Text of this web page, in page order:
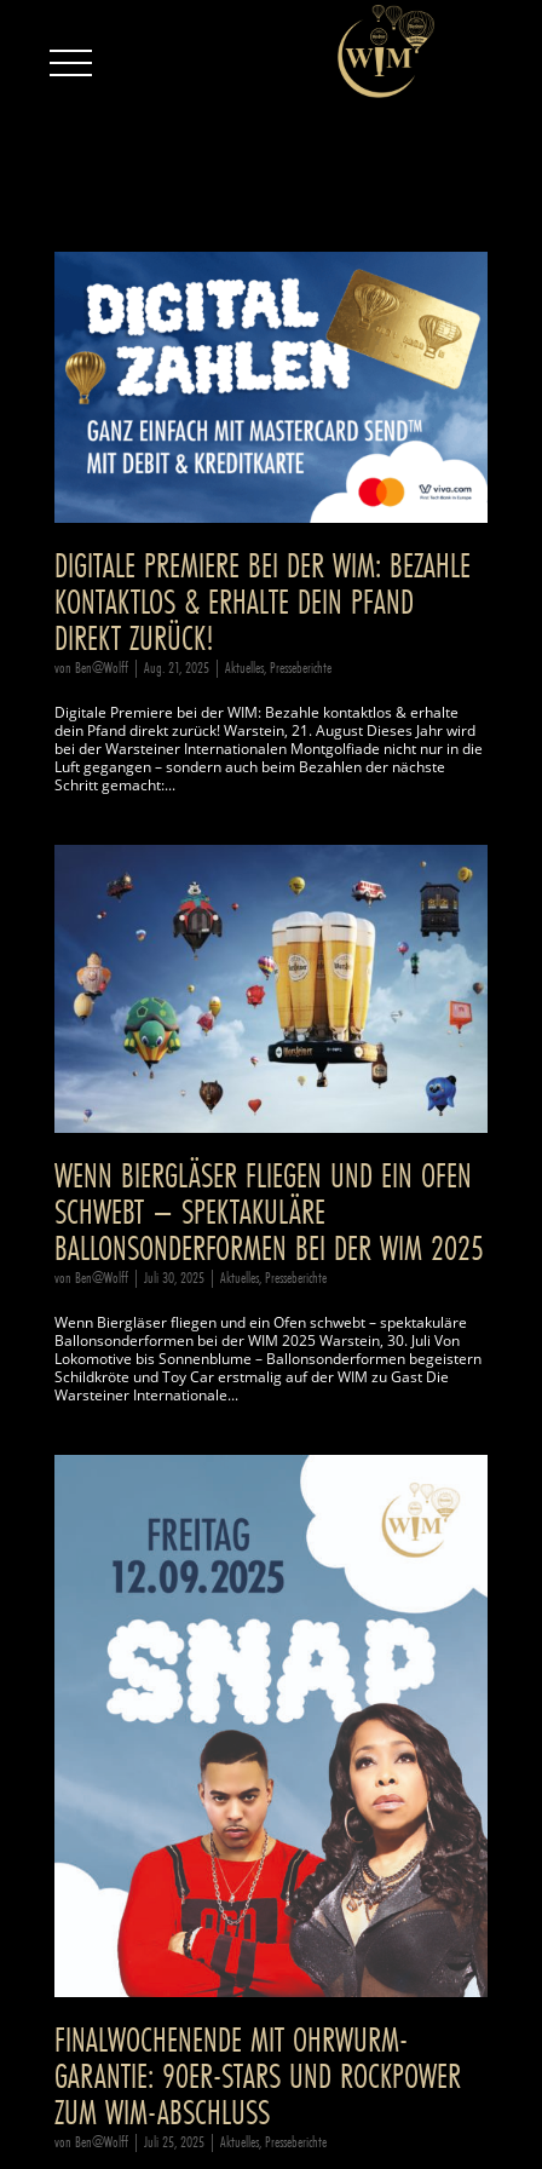
DIGITALE PREMIERE BEI DER WIM: BEZAHLE
KONTAKTLOS & ERHALTE DEIN PFAND
DIREKT ZURÜCK!
von Ben@Wolff| Aug. 21, 2025| Aktuelles,Presseberichte
Digitale Premiere bei der WIM: Bezahle kontaktlos & erhalte
dein Pfand direkt zurück! Warstein, 21. August Dieses Jahr wird
bei der Warsteiner Internationalen Montgolfiade nicht nur in die
Luft gegangen – sondern auch beim Bezahlen der nächste
Schritt gemacht:...
WENN BIERGLÄSER FLIEGEN UND EIN OFEN
SCHWEBT – SPEKTAKULÄRE
BALLONSONDERFORMEN BEI DER WIM 2025
von Ben@Wolff| Juli 30, 2025| Aktuelles,Presseberichte
Wenn Biergläser fliegen und ein Ofen schwebt – spektakuläre
Ballonsonderformen bei der WIM 2025 Warstein, 30. Juli Von
Lokomotive bis Sonnenblume – Ballonsonderformen begeistern
Schildkröte und Toy Car erstmalig auf der WIM zu Gast Die
Warsteiner Internationale...
FINALWOCHENENDE MIT OHRWURM-
GARANTIE: 90ER-STARS UND ROCKPOWER
ZUM WIM-ABSCHLUSS
von Ben@Wolff| Juli 25, 2025| Aktuelles,Presseberichte